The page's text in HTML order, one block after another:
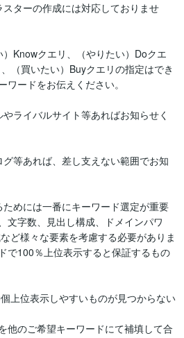
ターの作成には対応しておりませ
Knowクエリ、（やりたい）Doクエ
（買いたい）Buyクエリの指定はでき
ワードをお伝えください。
ライバルサイト等あればお知らせく
等あれば、差し支えない範囲でお知
めには一番にキーワード選定が重要
文字数、見出し構成、ドメインパワ
ど様々な要素を考慮する必要がありま
で100％上位表示すると保証するもの
上位表示しやすいものが見つからない
他のご希望キーワードにて補填して合